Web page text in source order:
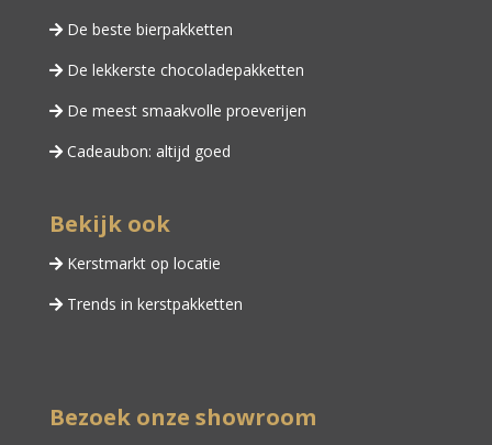
De beste bierpakketten
De lekkerste chocoladepakketten
De meest smaakvolle proeverijen
Cadeaubon: altijd goed
Bekijk ook
Kerstmarkt op locatie
Trends in kerstpakketten
Bezoek onze showroom